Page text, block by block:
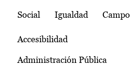
Social Igualdad Campo
Accesibilidad
Administración Pública